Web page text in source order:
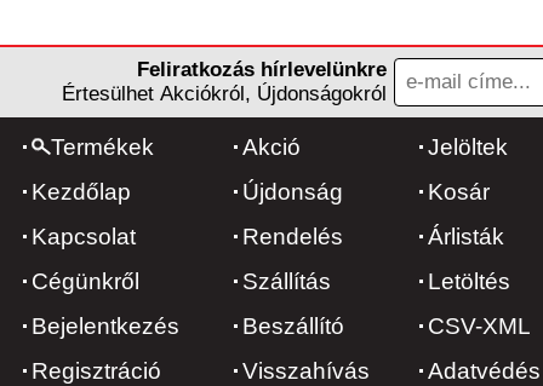
Feliratkozás hírlevelünkre
Értesülhet Akciókról, Újdonságokról
Termékek
Kezdőlap
Kapcsolat
Cégünkről
Bejelentkezés
Regisztráció
Akció
Újdonság
Rendelés
Szállítás
Beszállító
Visszahívás
Jelöltek
Kosár
Árlisták
Letöltés
CSV-XML
Adatvédés